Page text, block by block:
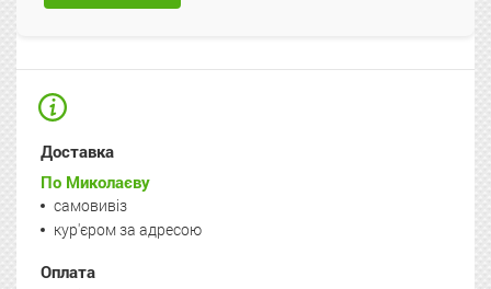
Доставка
По Миколаєву
самовивіз
кур'єром за адресою
Оплата